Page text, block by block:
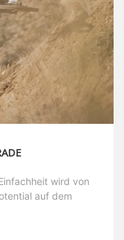
wird von
auf dem